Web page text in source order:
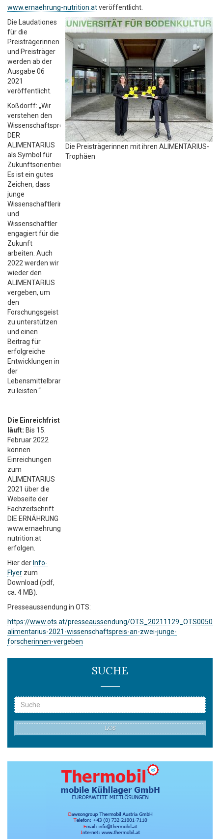
www.ernaehrung-nutrition.atveröffentlicht.
Die Preisträgerinnen mit ihren ALIMENTARIUS-
Trophäen
Die Laudationes
für die
Preisträgerinnen
und Preisträger
werden ab der
Ausgabe 06
2021
veröffentlicht.
Koßdorff: „Wir
verstehen den
Wissenschaftspreis
DER
ALIMENTARIUS
als Symbol für
Zukunftsorientierung.
Es ist ein gutes
Zeichen, dass
junge
Wissenschaftlerinnen
und
Wissenschaftler
engagiert für die
Zukunft
arbeiten. Auch
2022 werden wir
wieder den
ALIMENTARIUS
vergeben, um
den
Forschungsgeist
zu unterstützen
und einen
Beitrag für
erfolgreiche
Entwicklungen in
der
Lebensmittelbranche
zu leisten.“
Die Einreichfrist
läuft: Bis 15.
Februar 2022
können
Einreichungen
zum
ALIMENTARIUS
2021 über die
Webseite der
Fachzeitschrift
DIE ERNÄHRUNG
www.ernaehrung-
nutrition.at
erfolgen.
Hier der Info-
Flyer zum
Download (pdf,
ca. 4 MB).
Presseaussendung in OTS:
https://www.ots.at/presseaussendung/OTS_20211129_OTS0050/
alimentarius-2021-wissenschaftspreis-an-zwei-junge-
forscherinnen-vergeben
SUCHE
LOS